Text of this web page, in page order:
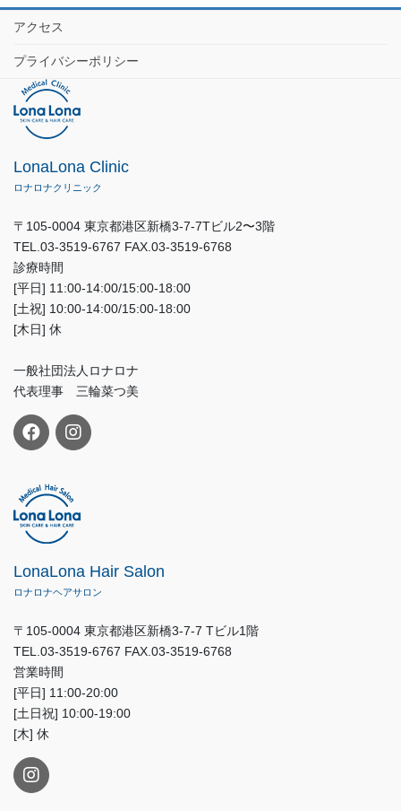
アクセス
プライバシーポリシー
LonaLona Clinic
ロナロナクリニック
〒105-0004 東京都港区新橋3-7-7Tビル2〜3階
TEL.03-3519-6767 FAX.03-3519-6768
診療時間
[平日] 11:00-14:00/15:00-18:00
[土祝] 10:00-14:00/15:00-18:00
[木日] 休
一般社団法人ロナロナ
代表理事 三輪菜つ美
LonaLona Hair Salon
ロナロナヘアサロン
〒105-0004 東京都港区新橋3-7-7 Tビル1階
TEL.03-3519-6767 FAX.03-3519-6768
営業時間
[平日] 11:00-20:00
[土日祝] 10:00-19:00
[木] 休